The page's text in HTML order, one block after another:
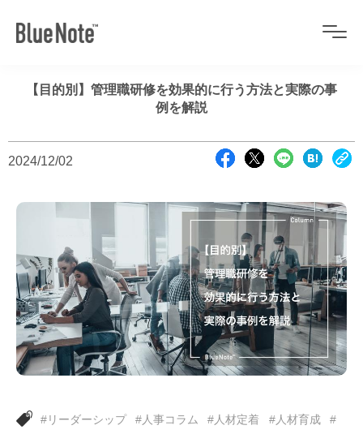
【目的別】管理職研修を効果的に行う方法と実際の事
例を解説
2024/12/02
#リーダーシップ #人事コラム #人材定着 #人材育成
#